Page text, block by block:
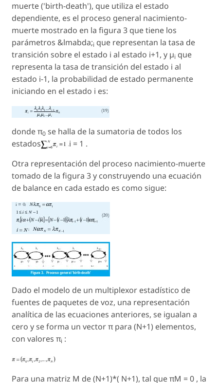
muerte ('birth-death'), que utiliza el estado
dependiente, es el proceso general nacimiento-
muerte mostrado en la figura 3 que tiene los
parámetros &lmabda;i que representan la tasa de
transición sobre el estado i al estado i+1, y µi que
representa la tasa de transición del estado i al
estado i-1, la probabilidad de estado permanente
iniciando en el estado i es:
donde π0 se halla de la sumatoria de todos los
estados
i = 1 .
Otra representación del proceso nacimiento-muerte
tomado de la figura 3 y construyendo una ecuación
de balance en cada estado es como sigue:
Dado el modelo de un multiplexor estadístico de
fuentes de paquetes de voz, una representación
analítica de las ecuaciones anteriores, se igualan a
cero y se forma un vector π para (N+1) elementos,
con valores πi :
Para una matriz M de (N+1)*( N+1), tal queπM = 0 , la